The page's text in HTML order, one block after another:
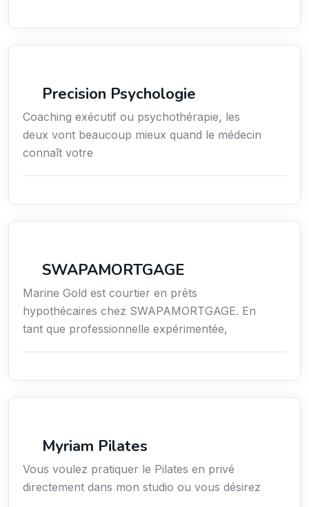
Precision Psychologie
Coaching exécutif ou psychothérapie, les
deux vont beaucoup mieux quand le médecin
connaît votre
SWAPAMORTGAGE
Marine Gold est courtier en prêts
hypothécaires chez SWAPAMORTGAGE. En
tant que professionnelle expérimentée,
Myriam Pilates
Vous voulez pratiquer le Pilates en privé
directement dans mon studio ou vous désirez